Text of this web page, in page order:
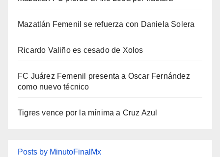
Mazatlán Femenil se refuerza con Daniela Solera
Ricardo Valiño es cesado de Xolos
FC Juárez Femenil presenta a Oscar Fernández
como nuevo técnico
Tigres vence por la mínima a Cruz Azul
Posts by MinutoFinalMx